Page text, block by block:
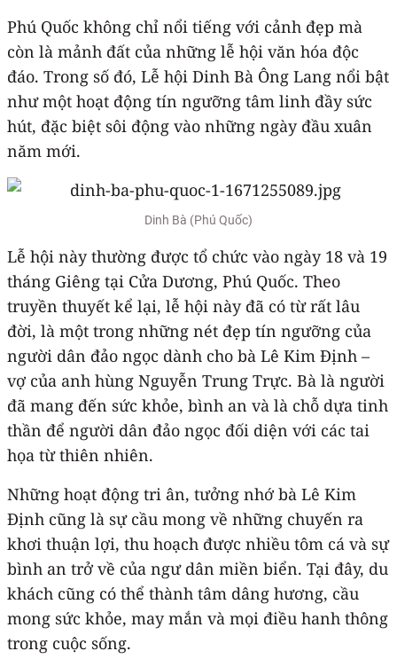
Phú Quốc không chỉ nổi tiếng với cảnh đẹp mà
còn là mảnh đất của những lễ hội văn hóa độc
đáo. Trong số đó, Lễ hội Dinh Bà Ông Lang nổi bật
như một hoạt động tín ngưỡng tâm linh đầy sức
hút, đặc biệt sôi động vào những ngày đầu xuân
năm mới.
Dinh Bà (Phú Quốc)
Lễ hội này thường được tổ chức vào ngày 18 và 19
tháng Giêng tại Cửa Dương, Phú Quốc. Theo
truyền thuyết kể lại, lễ hội này đã có từ rất lâu
đời, là một trong những nét đẹp tín ngưỡng của
người dân đảo ngọc dành cho bà Lê Kim Định –
vợ của anh hùng Nguyễn Trung Trực. Bà là người
đã mang đến sức khỏe, bình an và là chỗ dựa tinh
thần để người dân đảo ngọc đối diện với các tai
họa từ thiên nhiên.
Những hoạt động tri ân, tưởng nhớ bà Lê Kim
Định cũng là sự cầu mong về những chuyến ra
khơi thuận lợi, thu hoạch được nhiều tôm cá và sự
bình an trở về của ngư dân miền biển. Tại đây, du
khách cũng có thể thành tâm dâng hương, cầu
mong sức khỏe, may mắn và mọi điều hanh thông
trong cuộc sống.